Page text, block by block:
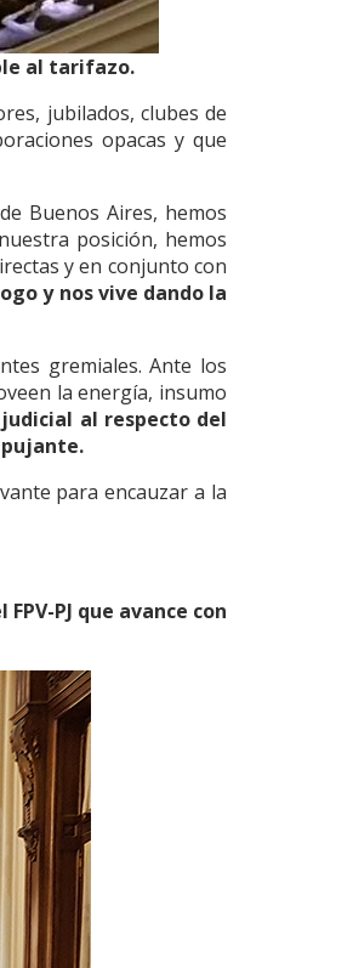
al tarifazo.
jubilados, clubes de
opacas y que
Buenos Aires, hemos
posición, hemos
y en conjunto con
y nos vive dando la
gremiales. Ante los
la energía, insumo
al respecto del
para encauzar a la
PJ que avance con